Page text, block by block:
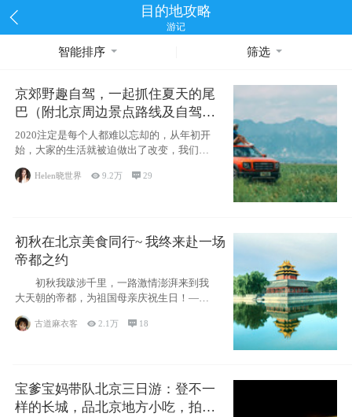
目的地攻略
游记
智能排序 筛选
京郊野趣自驾，一起抓住夏天的尾
巴（附北京周边景点路线及自驾攻
略）
2020注定是每个人都难以忘却的，从年初开
始，大家的生活就被迫做出了改变，我们也
不例外。本来双双辞职是为
Helen晓世界 9.2万 29
初秋在北京美食同行~ 我终来赴一场
帝都之约
初秋我跋涉千里，一路激情澎湃来到我
大天朝的帝都，为祖国母亲庆祝生日！——
古道麻衣客 2.1万  18
宝爹宝妈带队北京三日游：登不一
样的长城，品北京地方小吃，拍盘